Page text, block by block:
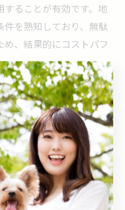
ることが有効です。地
を熟知しており、無駄
、結果的にコストパフ
やり駐車場制度など、地
も節約ポイントです。こ
のバリアフリー化や安全
、負担を軽減できま
意が必要です。繁忙期を
や値引き交渉がしやす